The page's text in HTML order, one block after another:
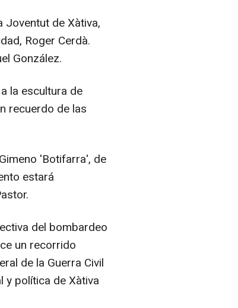
Joventut de Xàtiva,
Roger Cerdà.
González.
la escultura de
recuerdo de las
'Botifarra', de
estará
del bombardeo
un recorrido
de la Guerra Civil
y política de Xàtiva